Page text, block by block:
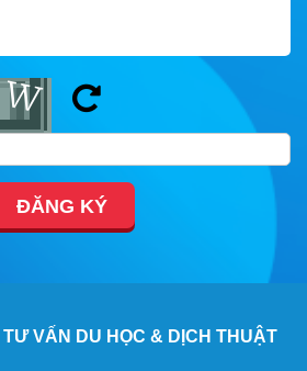
ĐĂNG KÝ
VẤN DU HỌC & DỊCH THUẬT